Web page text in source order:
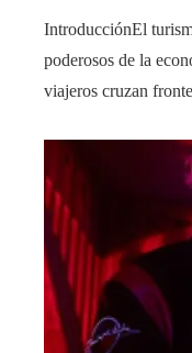
IntroducciónEl
poderosos de la
viajeros cruzan